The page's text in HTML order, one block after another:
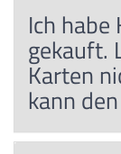
Ich
gekauft.
Karten
kann